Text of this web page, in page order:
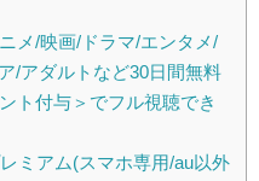
メ/映画/ドラマ/エンタメ/
/アダルトなど30日間無料
ト付与＞でフル視聴でき
ミアム(スマホ専用/au以外